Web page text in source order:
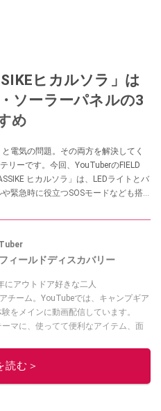
ヒカルソラ」は
ソーラーパネルの3
め
電気の問題。その両方を解決してく
リーです。今回、YouTuberのFIELD
ヒカルソラ」は、LEDライトとバ
緊急時に役立つSOSモードなども搭
ィールドディスカバリー
にアウトドア好きな二人
チーム。YouTubeでは、キャンプギア
をメインに動画配信しています。
マに、使ってて便利なアイテム、面
読む＞